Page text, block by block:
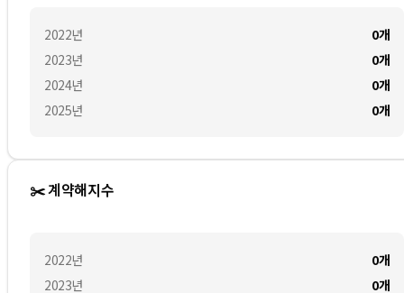
2022년
2023년
2024년
2025년
0개
0개
0개
0개
✂️ 계약해지수
2022년
2023년
0개
0개